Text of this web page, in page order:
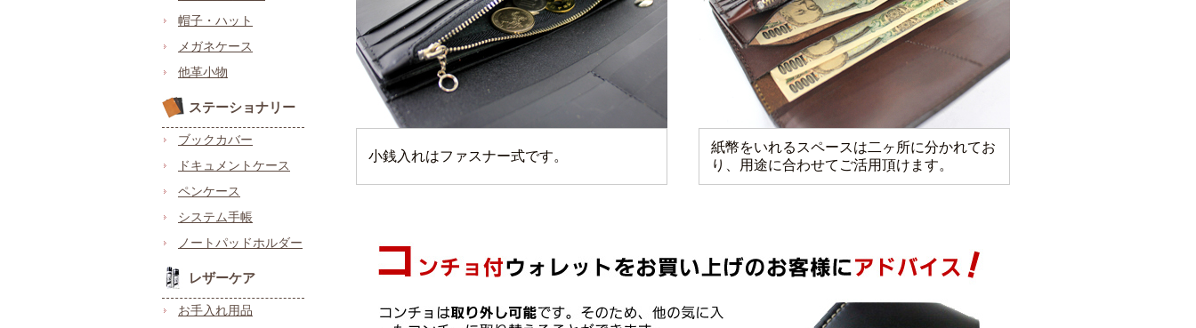
帽子・ハット
メガネケース
他革小物
ステーショナリー
ブックカバー
ドキュメントケース
ペンケース
システム手帳
ノートパッドホルダー
レザーケア
お手入れ用品
小銭入れはファスナー式です。
紙幣をいれるスペースは二ヶ所に分かれてお
り、用途に合わせてご活用頂けます。